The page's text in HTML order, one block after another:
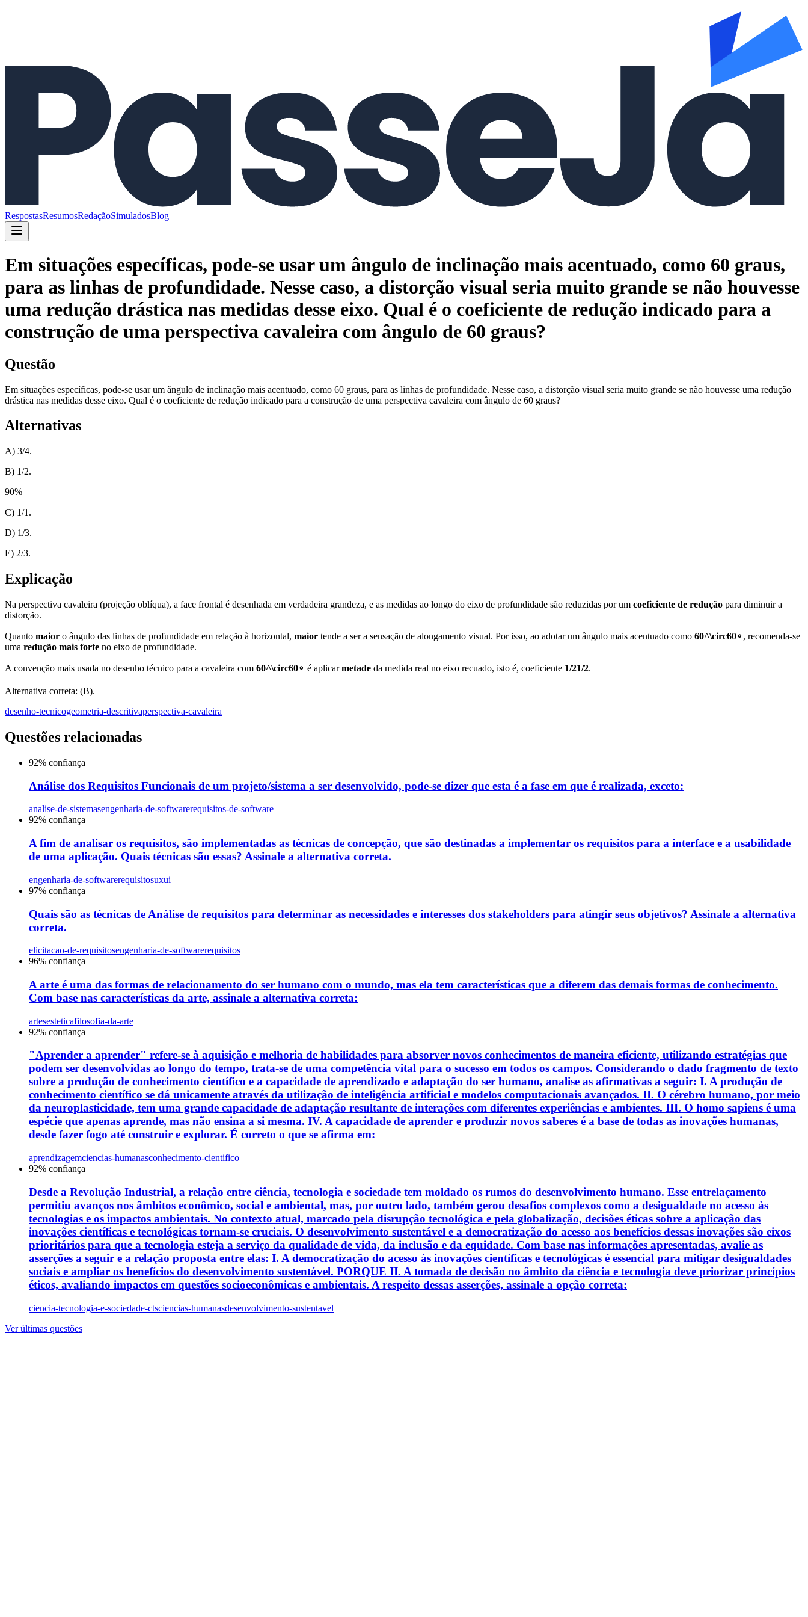
RespostasResumosRedaçãoSimuladosBlog
Em situações específicas, pode-se usar um ângulo de inclinação mais acentuado, como 60 graus,
para as linhas de profundidade. Nesse caso, a distorção visual seria muito grande se não houvesse
uma redução drástica nas medidas desse eixo. Qual é o coeficiente de redução indicado para a
construção de uma perspectiva cavaleira com ângulo de 60 graus?
Questão
Em situações específicas, pode-se usar um ângulo de inclinação mais acentuado, como 60 graus, para as linhas de profundidade. Nesse caso, a distorção visual seria muito grande se não houvesse uma redução
drástica nas medidas desse eixo. Qual é o coeficiente de redução indicado para a construção de uma perspectiva cavaleira com ângulo de 60 graus?
Alternativas
A) 3/4.
B) 1/2.
90%
C) 1/1.
D) 1/3.
E) 2/3.
Explicação
Na perspectiva cavaleira (projeção oblíqua), a face frontal é desenhada em verdadeira grandeza, e as medidas ao longo do eixo de profundidade são reduzidas por um coeficiente de redução para diminuir a
distorção.
Quanto maior o ângulo das linhas de profundidade em relação à horizontal, maior tende a ser a sensação de alongamento visual. Por isso, ao adotar um ângulo mais acentuado como 60^\circ60∘ , recomenda-se
uma redução mais forte no eixo de profundidade.
A convenção mais usada no desenho técnico para a cavaleira com 60^\circ60∘ é aplicarmetadeda medida real no eixo recuado, isto é, coeficiente 1/21/2.
Alternativa correta: (B).
desenho-tecnicogeometria-descritivaperspectiva-cavaleira
Questões relacionadas
92% confiança
Análise dos Requisitos Funcionais de um projeto/sistema a ser desenvolvido, pode-se dizer que esta é a fase em que é realizada, exceto:
analise-de-sistemasengenharia-de-softwarerequisitos-de-software
92% confiança
A fim de analisar os requisitos, são implementadas as técnicas de concepção, que são destinadas a implementar os requisitos para a interface e a usabilidade
de uma aplicação. Quais técnicas são essas? Assinale a alternativa correta.
engenharia-de-softwarerequisitosuxui
97% confiança
Quais são as técnicas de Análise de requisitos para determinar as necessidades e interesses dos stakeholders para atingir seus objetivos? Assinale a alternativa
correta.
elicitacao-de-requisitosengenharia-de-softwarerequisitos
96% confiança
A arte é uma das formas de relacionamento do ser humano com o mundo, mas ela tem características que a diferem das demais formas de conhecimento.
Com base nas características da arte, assinale a alternativa correta:
artesesteticafilosofia-da-arte
92% confiança
"Aprender a aprender" refere-se à aquisição e melhoria de habilidades para absorver novos conhecimentos de maneira eficiente, utilizando estratégias que
podem ser desenvolvidas ao longo do tempo, trata-se de uma competência vital para o sucesso em todos os campos. Considerando o dado fragmento de texto
sobre a produção de conhecimento científico e a capacidade de aprendizado e adaptação do ser humano, analise as afirmativas a seguir: I. A produção de
conhecimento científico se dá unicamente através da utilização de inteligência artificial e modelos computacionais avançados. II. O cérebro humano, por meio
da neuroplasticidade, tem uma grande capacidade de adaptação resultante de interações com diferentes experiências e ambientes. III. O homo sapiens é uma
espécie que apenas aprende, mas não ensina a si mesma. IV. A capacidade de aprender e produzir novos saberes é a base de todas as inovações humanas,
desde fazer fogo até construir e explorar. É correto o que se afirma em:
aprendizagemciencias-humanasconhecimento-cientifico
92% confiança
Desde a Revolução Industrial, a relação entre ciência, tecnologia e sociedade tem moldado os rumos do desenvolvimento humano. Esse entrelaçamento
permitiu avanços nos âmbitos econômico, social e ambiental, mas, por outro lado, também gerou desafios complexos como a desigualdade no acesso às
tecnologias e os impactos ambientais. No contexto atual, marcado pela disrupção tecnológica e pela globalização, decisões éticas sobre a aplicação das
inovações científicas e tecnológicas tornam-se cruciais. O desenvolvimento sustentável e a democratização do acesso aos benefícios dessas inovações são eixos
prioritários para que a tecnologia esteja a serviço da qualidade de vida, da inclusão e da equidade. Com base nas informações apresentadas, avalie as
asserções a seguir e a relação proposta entre elas: I. A democratização do acesso às inovações científicas e tecnológicas é essencial para mitigar desigualdades
sociais e ampliar os benefícios do desenvolvimento sustentável. PORQUE II. A tomada de decisão no âmbito da ciência e tecnologia deve priorizar princípios
éticos, avaliando impactos em questões socioeconômicas e ambientais. A respeito dessas asserções, assinale a opção correta:
ciencia-tecnologia-e-sociedade-ctsciencias-humanasdesenvolvimento-sustentavel
Ver últimas questões